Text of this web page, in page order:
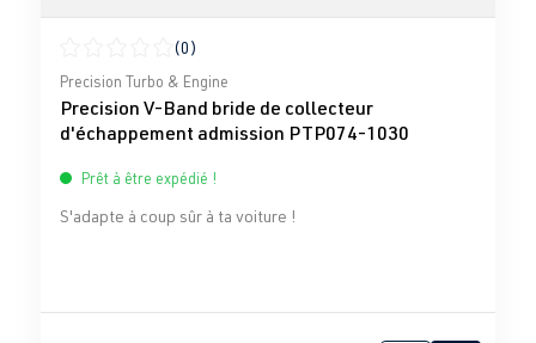
Note moyenne de 0 sur 5 étoiles
(0)
Precision Turbo & Engine
Precision V-Band bride de collecteur
d'échappement admission PTP074-1030
Prêt à être expédié !
S'adapte à coup sûr à ta voiture !